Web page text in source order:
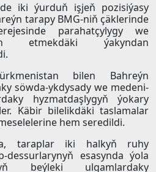
iki ýurduň işjeň pozisiýasy
tarapy BMG-niň çäklerinde
parahatçylygy we
etmekdäki ýakyndan
bilen Bahreýn
söwda-ykdysady we medeni-
hyzmatdaşlygyň ýokary
Käbir bilelikdäki taslamalar
hem seredildi.
taraplar iki halkyň ruhy
dessurlarynyň esasynda ýola
beýleki ulgamlardaky